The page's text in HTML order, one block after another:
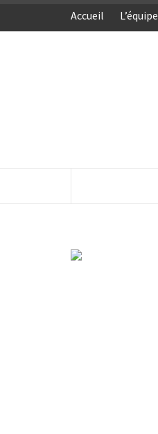
Accueil L’équipe